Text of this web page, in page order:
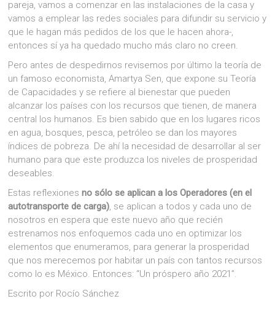
pareja, vamos a comenzar en las instalaciones de la casa y
vamos a emplear las redes sociales para difundir su servicio y
que le hagan más pedidos de los que le hacen ahora-,
entonces sí ya ha quedado mucho más claro no creen.
Pero antes de despedirnos revisemos por último la teoría de
un famoso economista, Amartya Sen, que expone su Teoría
de Capacidades y se refiere al bienestar que pueden
alcanzar los países con los recursos que tienen, de manera
central los humanos. Es bien sabido que en los lugares ricos
en agua, bosques, pesca, petróleo se dan los mayores
índices de pobreza. De ahí la necesidad de desarrollar al ser
humano para que este produzca los niveles de prosperidad
deseables.
Estas reflexionesno sólo se aplican a los Operadores (en el
autotransporte de carga), se aplican a todos y cada uno de
nosotros en espera que este nuevo año que recién
estrenamos nos enfoquemos cada uno en optimizar los
elementos que enumeramos, para generar la prosperidad
que nos merecemos por habitar un país con tantos recursos
como lo es México. Entonces: “Un próspero año 2021”.
Escrito por Rocío Sánchez